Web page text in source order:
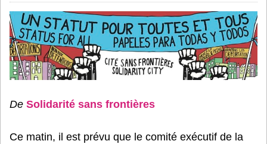
De Solidarité sans frontières
Ce matin, il est prévu que le comité exécutif de la